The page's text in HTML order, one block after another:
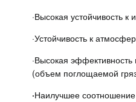
·Высокая устойчивость к
·Устойчивость к
·Высокая эффективность
(объем поглощаемой
·Наилучшее